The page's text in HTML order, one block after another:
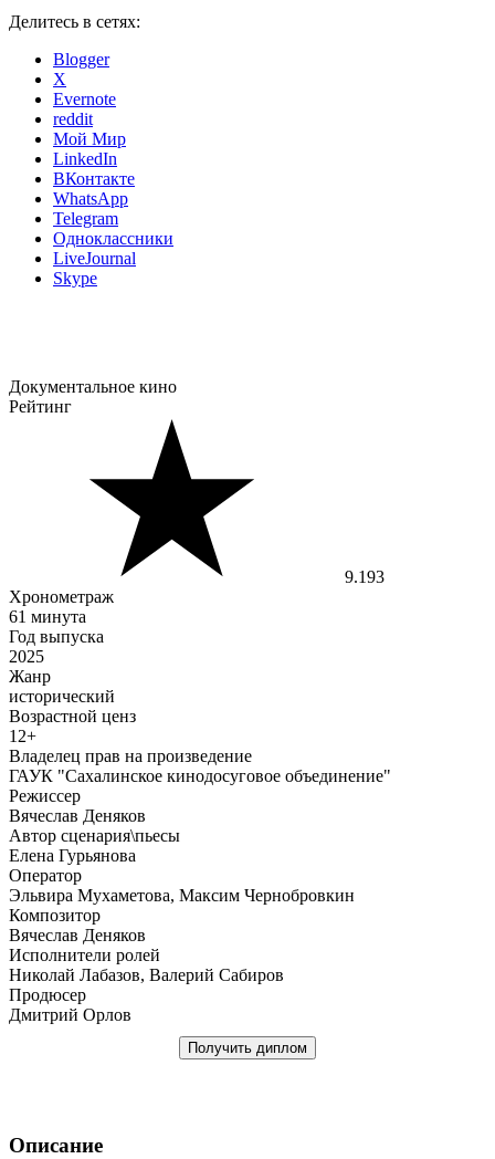
Делитесь в сетях:
Blogger
X
Evernote
reddit
Мой Мир
LinkedIn
ВКонтакте
WhatsApp
Telegram
Одноклассники
LiveJournal
Skype
Документальное кино
Рейтинг
9.193
Хронометраж
61 минута
Год выпуска
2025
Жанр
исторический
Возрастной ценз
12+
Владелец прав на произведение
ГАУК "Сахалинское кинодосуговое объединение"
Режиссер
Вячеслав Деняков
Автор сценария\пьесы
Елена Гурьянова
Оператор
Эльвира Мухаметова, Максим Чернобровкин
Композитор
Вячеслав Деняков
Исполнители ролей
Николай Лабазов, Валерий Сабиров
Продюсер
Дмитрий Орлов
Получить диплом
Описание